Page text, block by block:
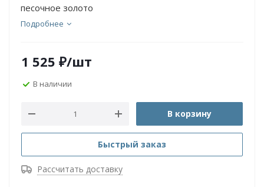
песочное золото
Подробнее
1 525 ₽/шт
В наличии
В корзину
Быстрый заказ
Рассчитать доставку